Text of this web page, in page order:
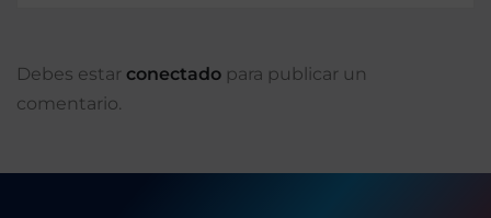
Debes estar conectado para publicar un
comentario.